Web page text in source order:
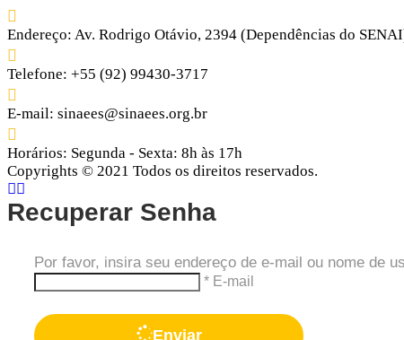
Endereço: Av. Rodrigo Otávio, 2394 (Dependências do
Telefone: +55 (92) 99430-3717
E-mail: sinaees@sinaees.org.br
Horários: Segunda - Sexta: 8h às 17h
Copyrights © 2021 Todos os direitos reservados.
Recuperar Senha
Por favor, insira seu endereço de e-mail ou nome de
* E-mail
Enviar